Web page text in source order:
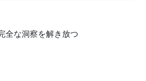
全な洞察を解き放つ